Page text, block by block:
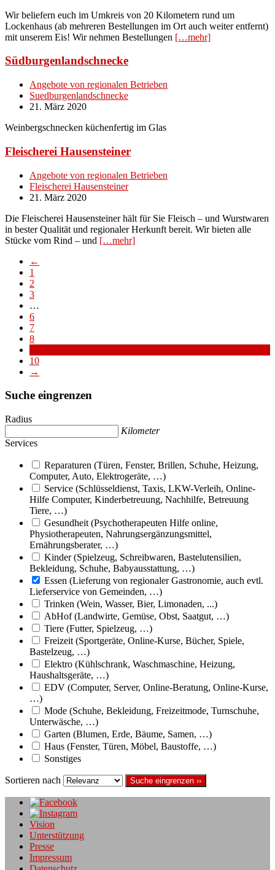
Wir beliefern euch im Umkreis von 20 Kilometern rund um
Lockenhaus (ab mehreren Bestellungen im Ort auch weiter entfernt)
mit unserem Eis! Wir nehmen Bestellungen […mehr]
Südburgenlandschnecke
Angebote von regionalen Betrieben
Suedburgenlandschnecke
21. März 2020
Weinbergschnecken küchenfertig im Glas
Fleischerei Hausensteiner
Angebote von regionalen Betrieben
Fleischerei Hausensteiner
21. März 2020
Die Fleischerei Hausensteiner hält für Sie Fleisch – und Wurstwaren
in bester Qualität und regionaler Herkunft bereit. Wir bieten alle
Stücke vom Rind – und […mehr]
←
1
2
3
…
6
7
8
10
→
Suche eingrenzen
Radius
Kilometer
Services
Reparaturen (Türen, Fenster, Brillen, Schuhe, Heizung,
Computer, Auto, Elektrogeräte, …)
Service (Schlüsseldienst, Taxis, LKW-Verleih, Online-
Hilfe Computer, Kinderbetreuung, Nachhilfe, Betreuung
Tiere, …)
Gesundheit (Psychotherapeuten Hilfe online,
Physiotherapeuten, Nahrungsergänzungsmittel,
Ernährungsberater, …)
Kinder (Spielzeug, Schreibwaren, Bastelutensilien,
Bekleidung, Schuhe, Babyausstattung, …)
Essen (Lieferung von regionaler Gastronomie, auch evtl.
Lieferservice von Gemeinden, …)
Trinken (Wein, Wasser, Bier, Limonaden, ...)
AbHof (Landwirte, Gemüse, Obst, Saatgut, …)
Tiere (Futter, Spielzeug, …)
Freizeit (Sportgeräte, Online-Kurse, Bücher, Spiele,
Bastelzeug, …)
Elektro (Kühlschrank, Waschmaschine, Heizung,
Haushaltsgeräte, …)
EDV (Computer, Server, Online-Beratung, Online-Kurse,
…)
Mode (Schuhe, Bekleidung, Freizeitmode, Turnschuhe,
Unterwäsche, …)
Garten (Blumen, Erde, Bäume, Samen, …)
Haus (Fenster, Türen, Möbel, Baustoffe, …)
Sonstiges
Sortieren nach Suche eingrenzen ››
Vision
Unterstützung
Presse
Impressum